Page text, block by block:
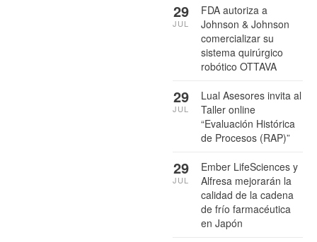
FDA autoriza a
Johnson & Johnson
comercializar su
sistema quirúrgico
robótico OTTAVA
29
JUL
Lual Asesores invita al
Taller online
“Evaluación Histórica
de Procesos (RAP)”
29
JUL
Ember LifeSciences y
Alfresa mejorarán la
calidad de la cadena
de frío farmacéutica
en Japón
29
JUL